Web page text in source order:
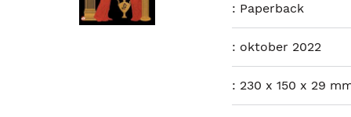
: Paperback
: oktober 2022
: 230 x 150 x 29